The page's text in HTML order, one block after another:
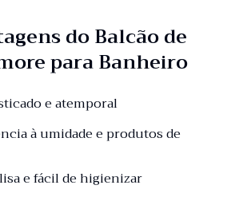
do Balcão de
para Banheiro
e atemporal
à umidade e produtos de
e fácil de higienizar